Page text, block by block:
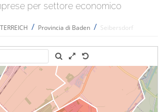
per settore economico
/ Provincia di Baden / Seibersdorf